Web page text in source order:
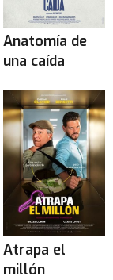
Anatomía de
una caída
Atrapa el
millón